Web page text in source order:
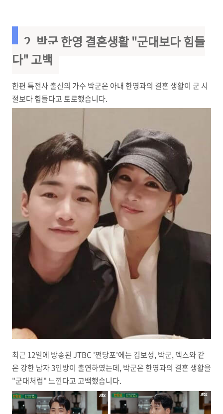
2. 박군 한영 결혼생활 "군대보다 힘들
다" 고백
한편 특전사 출신의 가수 박군은 아내 한영과의 결혼 생활이 군 시
절보다 힘들다고 토로했습니다.
최근 12일에 방송된 JTBC '쩐당포'에는 김보성, 박군, 덱스와 같
은 강한 남자 3인방이 출연하였는데, 박군은 한영과의 결혼 생활을
"군대처럼" 느낀다고 고백했습니다.